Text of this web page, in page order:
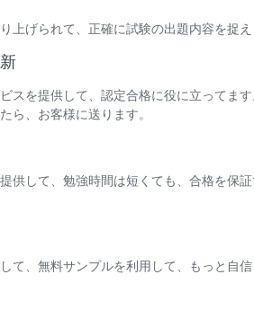
上げられて、正確に試験の出題内容を捉
スを提供して、認定合格に役に立ってま
ら、お客様に送ります。
供して、勉強時間は短くても、合格を保
て、無料サンプルを利用して、もっと自信